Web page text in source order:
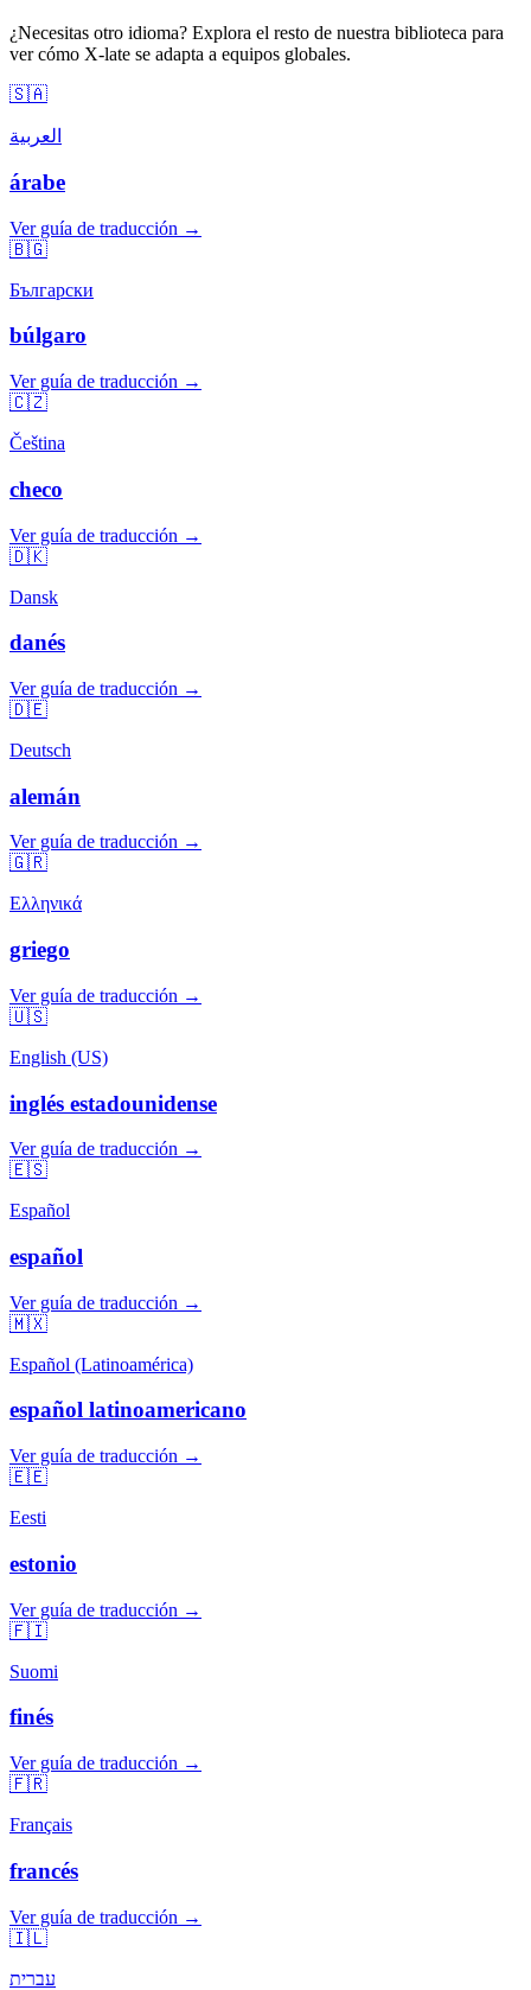
¿Necesitas otro idioma? Explora el resto de nuestra biblioteca para
ver cómo X-late se adapta a equipos globales.
🇸🇦
العربية
árabe
Ver guía de traducción →
🇧🇬
Български
búlgaro
Ver guía de traducción →
🇨🇿
Čeština
checo
Ver guía de traducción →
🇩🇰
Dansk
danés
Ver guía de traducción →
🇩🇪
Deutsch
alemán
Ver guía de traducción →
🇬🇷
Ελληνικά
griego
Ver guía de traducción →
🇺🇸
English (US)
inglés estadounidense
Ver guía de traducción →
🇪🇸
Español
español
Ver guía de traducción →
🇲🇽
Español (Latinoamérica)
español latinoamericano
Ver guía de traducción →
🇪🇪
Eesti
estonio
Ver guía de traducción →
🇫🇮
Suomi
finés
Ver guía de traducción →
🇫🇷
Français
francés
Ver guía de traducción →
🇮🇱
עברית